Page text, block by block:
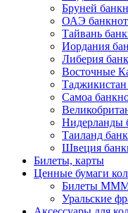
Бруней
ОАЭ
Тайвань
Иордания
Либерия
Восточные
Самоа
Нидерланды
Таиланд
Швеция
Билеты, карты
Ценные бумаги
Билеты
Уральские